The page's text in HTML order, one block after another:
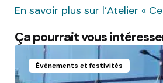
En savoir plus sur l’Atelier «
Ça pourrait vous
Événements et festivités